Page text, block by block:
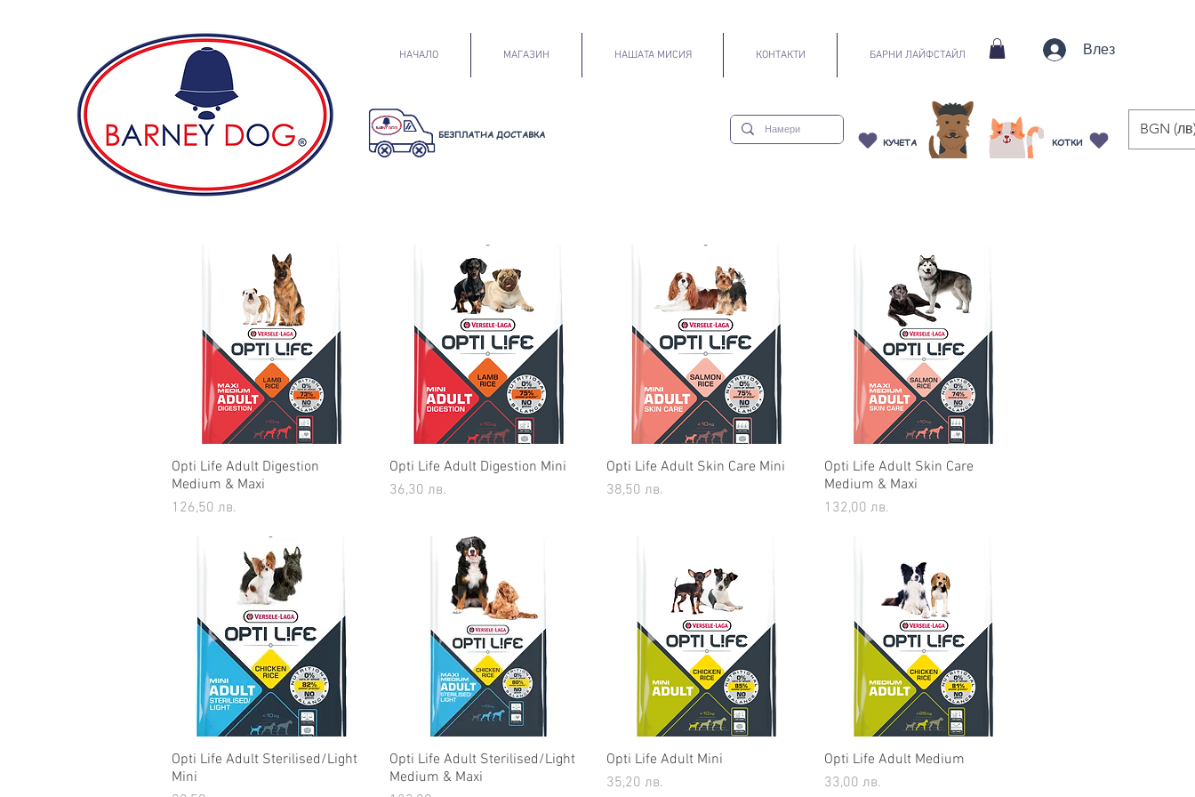
НАЧАЛО МАГАЗИН НАШАТА МИСИЯ КОНТАКТИ БАРНИ ЛАЙФСТАЙЛ Влез
БЕЗПЛАТНА ДОСТАВКА
КУЧЕТА КОТКИ
BGN
Бърз преглед
Opti Life Adult Digestion
Medium & Maxi
Цена
126,50 лв.
Бърз преглед
Opti Life Adult Digestion Mini
Цена
36,30 лв.
Бърз преглед
Opti Life Adult Skin Care Mini
Цена
38,50 лв.
Бърз преглед
Opti Life Adult Skin Care
Medium & Maxi
Цена
132,00 лв.
Бърз преглед
Opti Life Adult Sterilised/Light
Mini
Бърз преглед
Opti Life Adult Sterilised/Light
Medium & Maxi
Бърз преглед
Opti Life Adult Mini
Цена
35,20 лв.
Бърз преглед
Opti Life Adult Medium
Цена
33,00 лв.